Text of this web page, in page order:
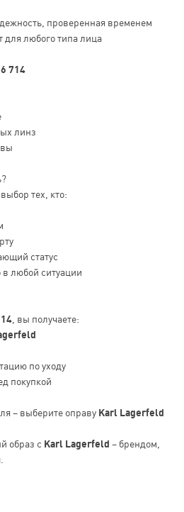
проверенная временем
для любого типа лица
714
линз
тех, кто:
статус
в любой ситуации
, вы получаете:
по уходу
покупкой
– выберите оправу Karl Lagerfeld
образ с Karl Lagerfeld – брендом,